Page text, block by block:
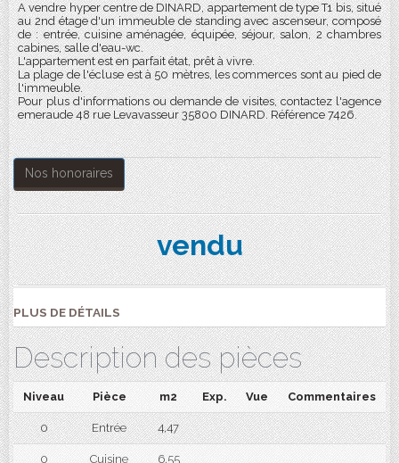
A vendre hyper centre de DINARD, appartement de type T1 bis, situé
au 2nd étage d'un immeuble de standing avec ascenseur, composé
de : entrée, cuisine aménagée, équipée, séjour, salon, 2 chambres
cabines, salle d'eau-wc.
L'appartement est en parfait état, prêt à vivre.
La plage de l'écluse est à 50 mètres, les commerces sont au pied de
l'immeuble.
Pour plus d'informations ou demande de visites, contactez l'agence
emeraude 48 rue Levavasseur 35800 DINARD. Référence 7426.
Nos honoraires
vendu
PLUS DE DÉTAILS
Description des pièces
Niveau Pièce m2 Exp. Vue Commentaires
0 Entrée 4,47
0 Cuisine 6,55